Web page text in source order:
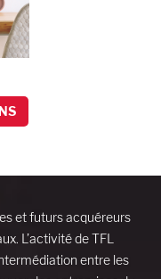
et futurs acquéreurs
L’activité de TFL
entre les